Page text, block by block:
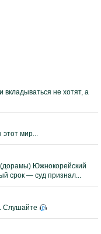
вкладываться не хотят, а
этот мир...
Южнокорейский
срок — суд признал...
Слушайте